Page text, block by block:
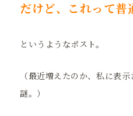
だけど、これって普
というようなポスト。
（最近増えたのか、私に表
謎。）